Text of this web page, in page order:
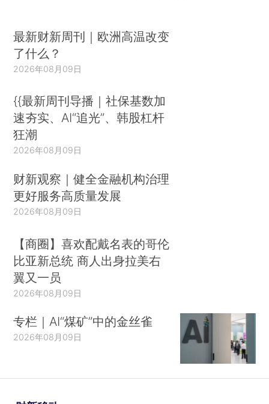
最新财新周刊｜欧洲高温改变
了什么？
2026年08月09日
{{最新周刊导播｜社保基数加
速夯实、AI“追光”、韩股杠杆
狂潮
2026年08月09日
财新观察｜健全金融机构治理
更好服务高质量发展
2026年08月09日
【商圈】喜欢配戴名表的哥伦
比亚新总统 商人出身拉美右
翼又一员
2026年08月09日
专栏｜AI“煤矿”中的金丝雀
2026年08月09日